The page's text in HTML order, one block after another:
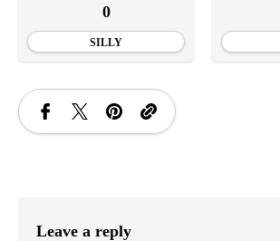
0
SILLY
Leave a reply